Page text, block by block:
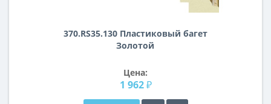
370.RS35.130 Пластиковый багет
Золотой
Цена:
1 962 ₽